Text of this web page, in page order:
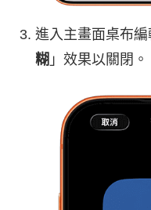
進入主畫面桌布
糊 」效果以關閉。